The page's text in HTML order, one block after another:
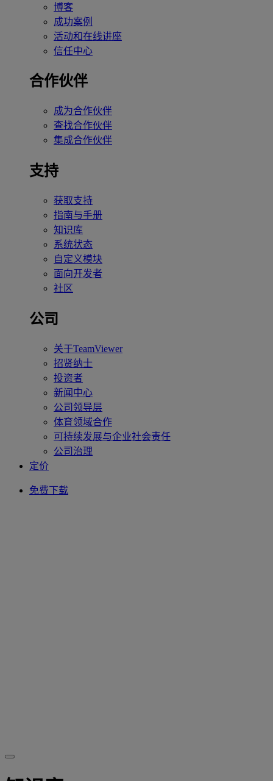
博客
成功案例
活动和在线讲座
信任中心
合作伙伴
成为合作伙伴
查找合作伙伴
集成合作伙伴
支持
获取支持
指南与手册
知识库
系统状态
自定义模块
面向开发者
社区
公司
关于TeamViewer
招贤纳士
投资者
新闻中心
公司领导层
体育领域合作
可持续发展与企业社会责任
公司治理
定价
免费下载